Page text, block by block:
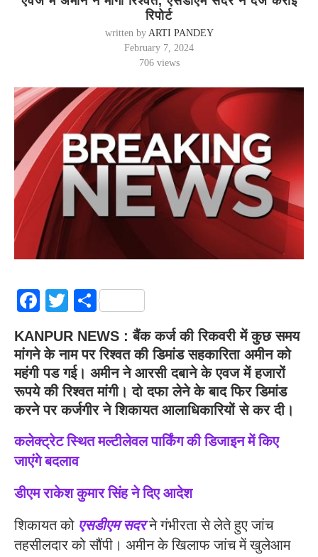
रिपोर्ट
written by ARTI PANDEY
February 7, 2024
706views
Facebook
Twitter
Share
KANPUR NEWS : बैंक कर्ज की रिकवरी में कुछ समय
मांगने के नाम पर रिश्वत की डिमांड सहकारिता अमीन को
महंगी पड गई। अमीन ने आरसी दबाने के एवज में हजारों
रूपये की रिश्वत मांगी। दो दफा लेने के बाद फिर डिमांड
करने पर कर्जगीर ने शिकायत आलाधिकारियों से कर दी।
कलेक्ट्रेट स्थित मल्टीलेवल पार्किंग की डिजाइन में किए
जाएंगे बदलाव
डीएम राकेश कुमार सिंह ने दिए आदेश
शिकायत को एसडीएम सदरने गंभीरता से लेते हुए जांच
तहसीलदार को सौंपी। अमीन के खिलाफ जांच में खुलेआम